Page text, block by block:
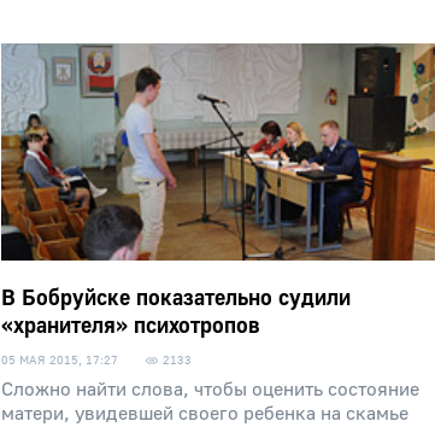
В Бобруйске показательно судили
«хранителя» психотропов
05 МАЯ 2015, 17:27 2133
Сложно найти слова, чтобы оценить состояние
матери, увидевшей своего ребенка на скамье